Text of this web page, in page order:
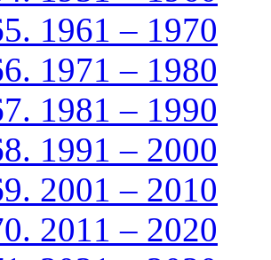
1961 – 1970
1971 – 1980
1981 – 1990
1991 – 2000
2001 – 2010
2011 – 2020